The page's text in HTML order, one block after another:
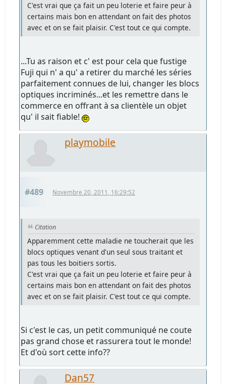
C'est vrai que ça fait un peu loterie et faire peur à
certains mais bon en attendant on fait des photos
avec et on se fait plaisir. C'est tout ce qui compte.
...Tu as raison et c' est pour cela que fustige
Fuji qui n' a qu' a retirer du marché les séries
parfaitement connues de lui, changer les blocs
optiques incriminés...et les remettre dans le
commerce en offrant à sa clientèle un objet
qu' il sait fiable!
playmobile
#489 Novembre 20, 2011, 16:29:52
Citation
Apparemment cette maladie ne toucherait que les
blocs optiques venant d'un seul sous traitant et
pas tous les boitiers sortis.
C'est vrai que ça fait un peu loterie et faire peur à
certains mais bon en attendant on fait des photos
avec et on se fait plaisir. C'est tout ce qui compte.
Si c'est le cas, un petit communiqué ne coute
pas grand chose et rassurera tout le monde!
Et d'où sort cette info??
Dan57